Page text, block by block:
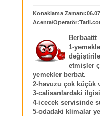
Konaklama
Acenta/
Berbaattt
1-
etmişler
yemekler berbat.
2-havuzu çok küçük
3-calisanlardaki
4-icecek servisinde
5-odadaki klimalar